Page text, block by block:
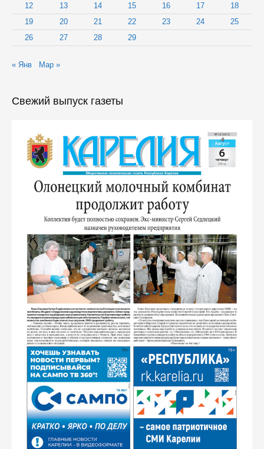
12
13 14 15 16 17
18
19
20 21 22 23 24
25
26
27 28 29
« Янв Мар »
Свежий выпуск газеты